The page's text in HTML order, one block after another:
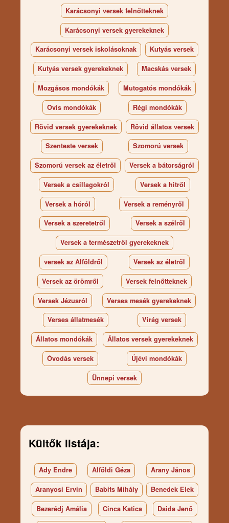
Karácsonyi versek felnőtteknek
Karácsonyi versek gyerekeknek
Karácsonyi versek iskolásoknak Kutyás versek
Kutyás versek gyerekeknek Macskás versek
Mozgásos mondókák Mutogatós mondókák
Ovis mondókák Régi mondókák
Rövid versek gyerekeknek Rövid állatos versek
Szenteste versek Szomorú versek
Szomorú versek az életről Versek a bátorságról
Versek a csillagokról Versek a hitről
Versek a hóról Versek a reményről
Versek a szeretetről Versek a szélről
Versek a természetről gyerekeknek
versek az Alföldről Versek az életről
Versek az örömről Versek felnőtteknek
Versek Jézusról Verses mesék gyerekeknek
Verses állatmesék Virág versek
Állatos mondókák Állatos versek gyerekeknek
Óvodás versek Újévi mondókák
Ünnepi versek
Kültők listája:
Ady Endre Alföldi Géza Arany János
Aranyosi Ervin Babits Mihály Benedek Elek
Bezerédj Amália Cinca Katica Dsida Jenő